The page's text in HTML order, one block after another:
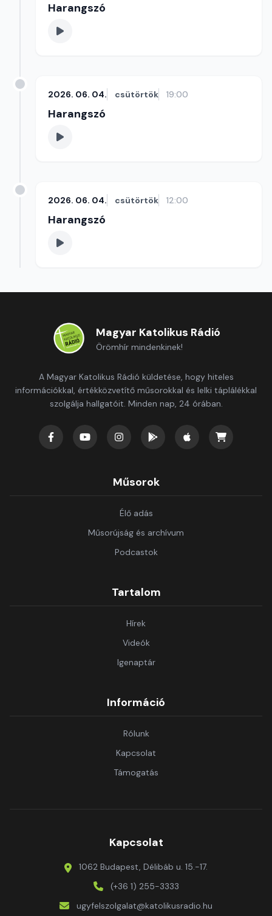
Harangszó
2026. 06. 04. csütörtök 19:00
Harangszó
2026. 06. 04. csütörtök 12:00
Harangszó
Magyar Katolikus Rádió
Örömhír mindenkinek!
A Magyar Katolikus Rádió küldetése, hogy hiteles
információkkal, értékközvetítő műsorokkal és lelki táplálékkal
szolgálja hallgatóit. Minden nap, 24 órában.
Műsorok
Élő adás
Műsorújság és archívum
Podcastok
Tartalom
Hírek
Videók
Igenaptár
Információ
Rólunk
Kapcsolat
Támogatás
Kapcsolat
1062 Budapest, Délibáb u. 15.-17.
(+36 1) 255-3333
ugyfelszolgalat@katolikusradio.hu